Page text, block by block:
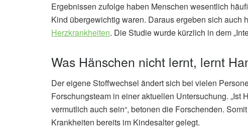
Ergebnissen zufolge haben Menschen wesentlich
Kind übergewichtig waren. Daraus ergeben sich auch
Herzkrankheiten. Die Studie wurde kürzlich in dem
Was Hänschen nicht lernt, lernt
Der eigene Stoffwechsel ändert sich bei vielen
Forschungsteam in einer aktuellen Untersuchung.
vermutlich auch sein“, betonen die Forschenden.
Krankheiten bereits im Kindesalter gelegt.